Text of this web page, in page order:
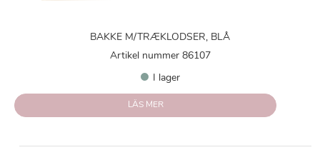
BAKKE M/TRÆKLODSER, BLÅ
Artikel nummer 86107
I lager
LÄS MER